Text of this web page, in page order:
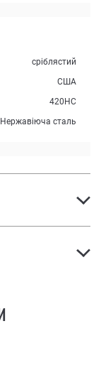
сріблястий
США
420HC
Нержавіюча сталь